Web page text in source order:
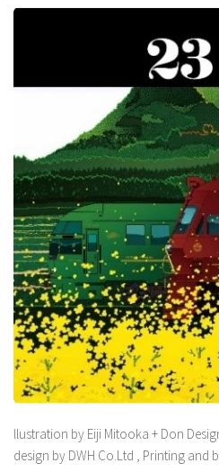
llustration by Eiji Mitooka + Don
design by DWH Co.Ltd , Printing